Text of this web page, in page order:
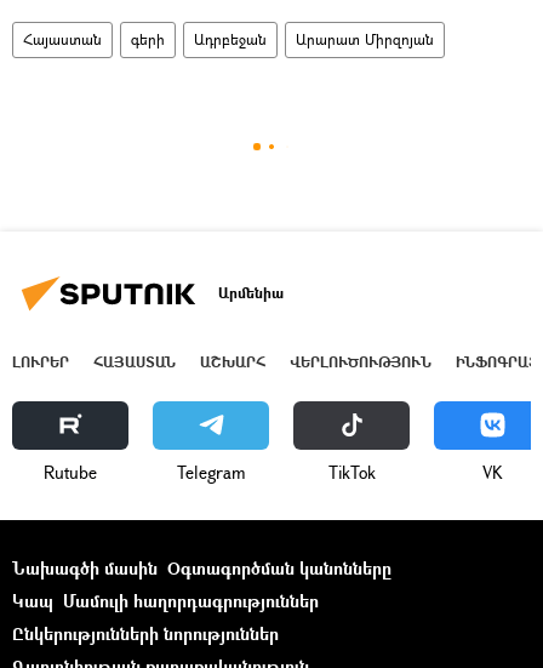
Հայաստան գերի Ադրբեջան Արարատ Միրզոյան
Արմենիա
ԼՈՒՐԵՐ ՀԱՅԱՍՏԱՆ ԱՇԽԱՐՀ ՎԵՐԼՈՒԾՈՒԹՅՈՒՆ
Rutube Telegram ТikТоk VK
Նախագծի մասին Օգտագործման կանոնները
Կապ Մամուլի հաղորդագրություններ
Ընկերությունների նորություններ